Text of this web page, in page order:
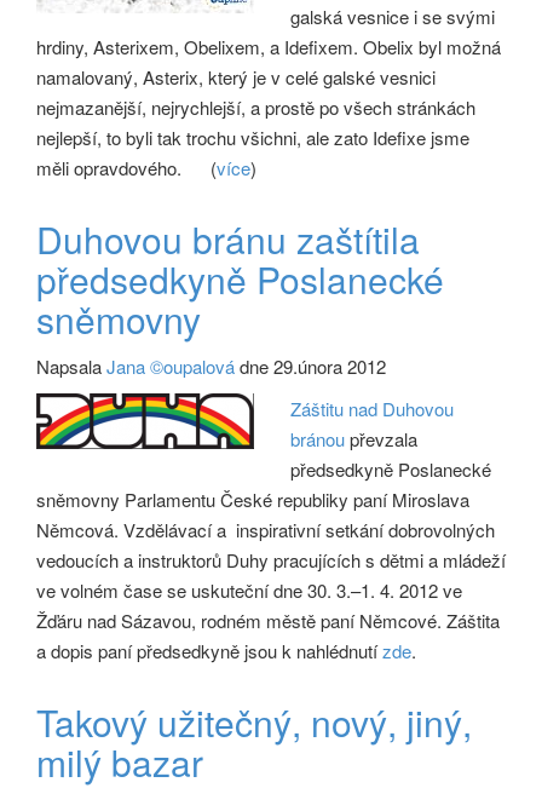
galská vesnice i se svými
hrdiny, Asterixem, Obelixem, a Idefixem. Obelix byl možná
namalovaný, Asterix, který je v celé galské vesnici
nejmazanější, nejrychlejší, a prostě po všech stránkách
nejlepší, to byli tak trochu všichni, ale zato Idefixe jsme
měli opravdového.
(více)
Duhovou bránu zaštítila
předsedkyně Poslanecké
sněmovny
NapsalaJana ©oupalovádne 29.února 2012
Záštitu nad Duhovou
bránoupřevzala
předsedkyně Poslanecké
sněmovny Parlamentu České republiky paní Miroslava
Němcová. Vzdělávací a inspirativní setkání dobrovolných
vedoucích a instruktorů Duhy pracujících s dětmi a mládeží
ve volném čase se uskuteční dne 30. 3.–1. 4. 2012 ve
Žďáru nad Sázavou, rodném městě paní Němcové. Záštita
a dopis paní předsedkyně jsou k nahlédnutízde.
Takový užitečný, nový, jiný,
milý bazar